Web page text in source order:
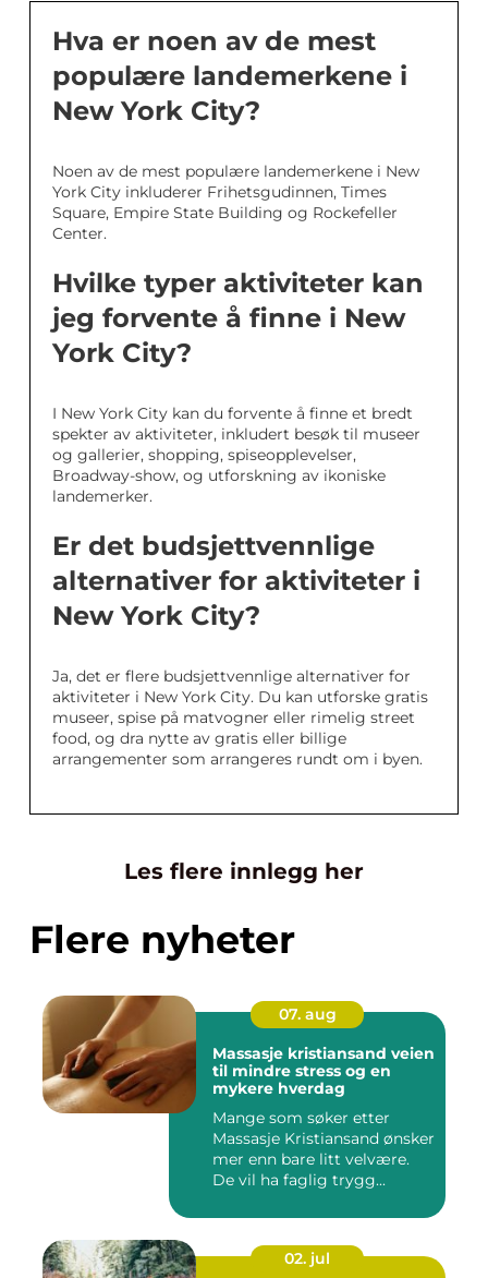
Hva er noen av de mest
populære landemerkene i
New York City?
Noen av de mest populære landemerkene i New
York City inkluderer Frihetsgudinnen, Times
Square, Empire State Building og Rockefeller
Center.
Hvilke typer aktiviteter kan
jeg forvente å finne i New
York City?
I New York City kan du forvente å finne et bredt
spekter av aktiviteter, inkludert besøk til museer
og gallerier, shopping, spiseopplevelser,
Broadway-show, og utforskning av ikoniske
landemerker.
Er det budsjettvennlige
alternativer for aktiviteter i
New York City?
Ja, det er flere budsjettvennlige alternativer for
aktiviteter i New York City. Du kan utforske gratis
museer, spise på matvogner eller rimelig street
food, og dra nytte av gratis eller billige
arrangementer som arrangeres rundt om i byen.
Les flere innlegg her
Flere nyheter
07. aug
Massasje kristiansand veien
til mindre stress og en
mykere hverdag
Mange som søker etter
Massasje Kristiansand ønsker
mer enn bare litt velvære.
De vil ha faglig trygg...
02. jul